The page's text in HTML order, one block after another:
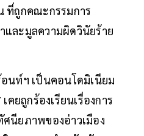
ที่ถูกคณะกรรมการ
ละมูลความผิดวินัยร้าย
นท์ฯ เป็นคอนโดมิเนียม
คยถูกร้องเรียนเรื่องการ
นียภาพของอ่าวเมือง